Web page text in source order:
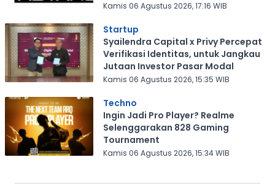
Kamis 06 Agustus 2026, 17:16 WIB
Startup
Syailendra Capital x Privy Percepat
Verifikasi Identitas, untuk Jangkau
Jutaan Investor Pasar Modal
Kamis 06 Agustus 2026, 15:35 WIB
Techno
Ingin Jadi Pro Player? Realme
Selenggarakan 828 Gaming
Tournament
Kamis 06 Agustus 2026, 15:34 WIB